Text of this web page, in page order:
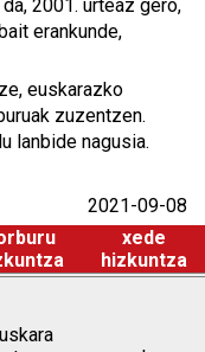
2001. urteaz gero,
erankunde,
euskarazko
zuzentzen.
lanbide nagusia.
2021-09-08
xede
hizkuntza